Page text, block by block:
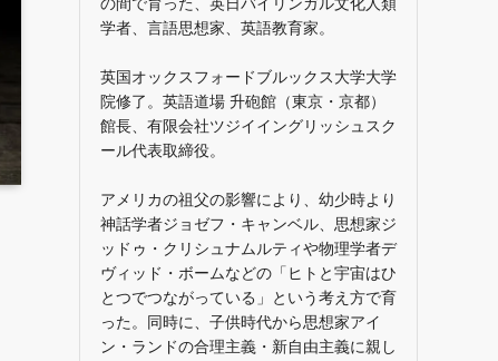
学者、言語思想家、英語教育家。
英国オックスフォードブルックス大学大学
院修了。英語道場 升砲館（東京・京都）
館長、有限会社ツジイイングリッシュスク
ール代表取締役。
アメリカの祖父の影響により、幼少時より
神話学者ジョゼフ・キャンベル、思想家ジ
ッドゥ・クリシュナムルティや物理学者デ
ヴィッド・ボームなどの「ヒトと宇宙はひ
とつでつながっている」という考え方で育
った。同時に、子供時代から思想家アイ
ン・ランドの合理主義・新自由主義に親し